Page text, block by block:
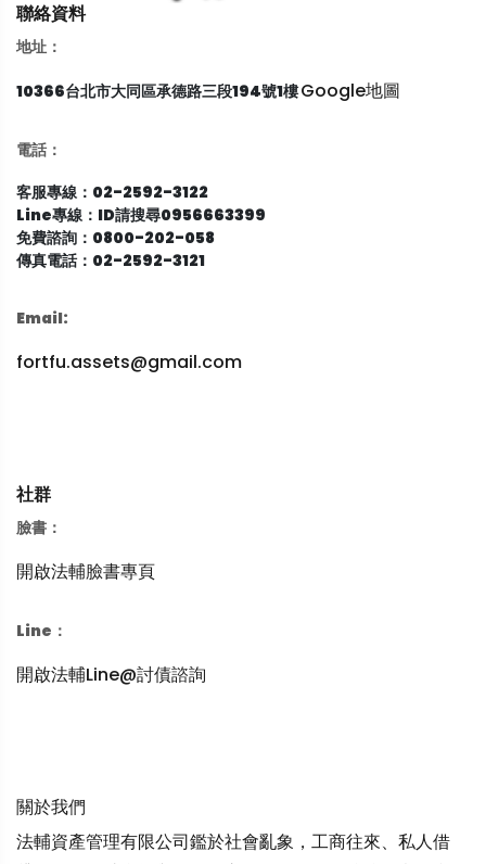
聯絡資料
地址：
10366台北市大同區承德路三段194號1樓Google地圖
電話：
客服專線：02-2592-3122
Line專線：ID請搜尋0956663399
免費諮詢：0800-202-058
傳真電話：02-2592-3121
Email:
fortfu.assets@gmail.com
社群
臉書：
開啟法輔臉書專頁
Line：
開啟法輔Line@討債諮詢
關於我們
法輔資產管理有限公司鑑於社會亂象，工商往來、私人借